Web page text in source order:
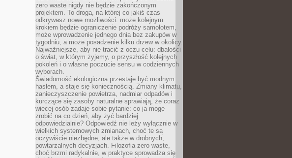
zero waste nigdy nie będzie zakończonym
projektem. To droga, na której co jakiś czas
odkrywasz nowe możliwości: może kolejnym
krokiem będzie ograniczenie podróży samolotem,
może wprowadzenie jednego dnia bez zakupów w
tygodniu, a może posadzenie kilku drzew w okolicy.
Najważniejsze, aby nie tracić z oczu celu: dbałości
o świat, w którym żyjemy, o przyszłość kolejnych
pokoleń i o własne poczucie sensu w codziennych
wyborach.
Świadomość ekologiczna przestaje być modnym
hasłem, a staje się koniecznością. Zmiany klimatu,
zanieczyszczenie powietrza, nadmiar odpadów i
kurczące się zasoby naturalne sprawiają, że coraz
więcej osób zadaje sobie pytanie: co ja mogę
zrobić na co dzień, aby żyć bardziej
odpowiedzialnie? Odpowiedź nie leży wyłącznie w
wielkich systemowych zmianach, choć te są
oczywiście niezbędne, ale także w drobnych,
powtarzalnych decyzjach. Filozofia zero waste,
choć brzmi radykalnie, w praktyce sprowadza się